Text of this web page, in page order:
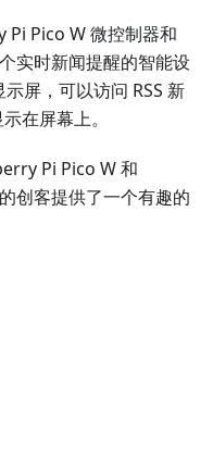
Pi Pico W 微控制器和
实时新闻提醒的智能设
屏，可以访问 RSS 新
在屏幕上。
Pi Pico W 和
创客提供了一个有趣的